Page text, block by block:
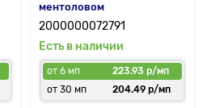
ментоловом
2000000072791
Есть в наличии
от 6 мп
223.93 р/мп
от 30 мп
204.49 р/мп